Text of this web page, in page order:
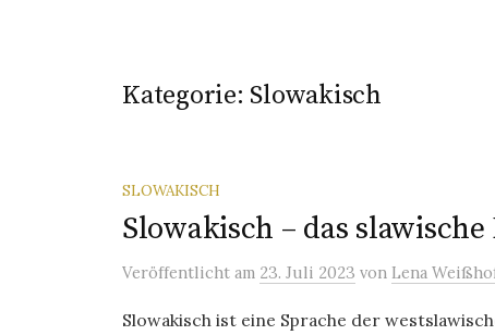
Kategorie: Slowakisch
SLOWAKISCH
Slowakisch – das
Veröffentlicht am 23. Juli 2023 von Lena
Slowakisch ist eine Sprache der